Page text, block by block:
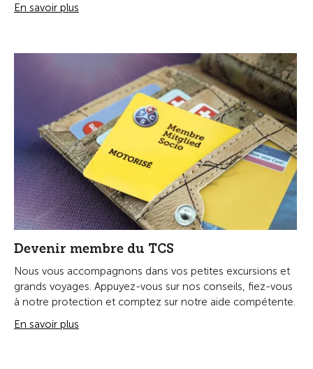
En savoir plus
Devenir membre du TCS
Nous vous accompagnons dans vos petites excursions et
grands voyages. Appuyez-vous sur nos conseils, fiez-vous
à notre protection et comptez sur notre aide compétente.
En savoir plus